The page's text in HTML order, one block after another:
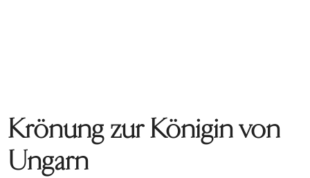
Krönung zur Königin von
Ungarn